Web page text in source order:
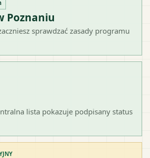
Poznaniu
sprawdzać zasady programu
lista pokazuje podpisany status